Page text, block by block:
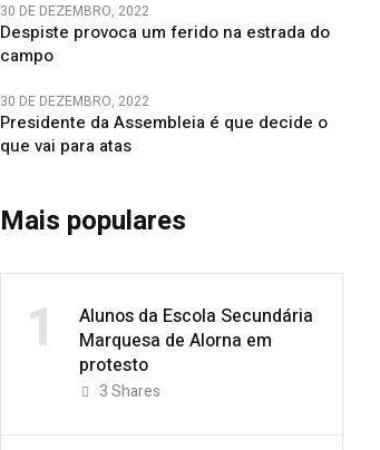
30 DE DEZEMBRO, 2022
Despiste provoca um ferido na estrada do
campo
30 DE DEZEMBRO, 2022
Presidente da Assembleia é que decide o
que vai para atas
Mais populares
1
Alunos da Escola Secundária
Marquesa de Alorna em
protesto
3Shares